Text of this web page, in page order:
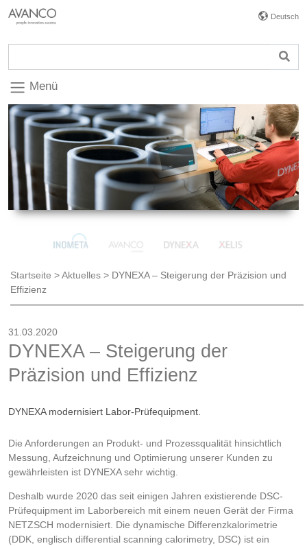
Deutsch
Menü
Startseite >Aktuelles > DYNEXA – Steigerung der Präzision und
Effizienz
31.03.2020
DYNEXA – Steigerung der
Präzision und Effizienz
DYNEXA modernisiert Labor-Prüfequipment.
Die Anforderungen an Produkt- und Prozessqualität hinsichtlich
Messung, Aufzeichnung und Optimierung unserer Kunden zu
gewährleisten ist DYNEXA sehr wichtig.
Deshalb wurde 2020 das seit einigen Jahren existierende DSC-
Prüfequipment im Laborbereich mit einem neuen Gerät der Firma
NETZSCH modernisiert. Die dynamische Differenzkalorimetrie
(DDK, englisch differential scanning calorimetry, DSC) ist ein